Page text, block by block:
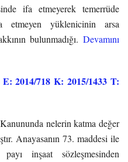
ifa etmeyerek temerrüde
etmeyen yüklenicinin arsa
bulunmadığı. Devamını
2014/718 K: 2015/1433 T:
nelerin katma değer
Anayasanın 73. maddesi ile
inşaat sözleşmesinden